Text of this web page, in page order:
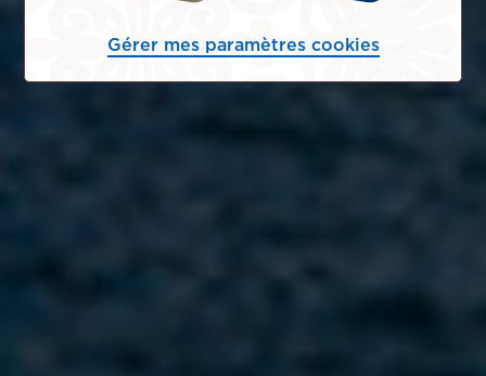
Gérer mes paramètres cookies